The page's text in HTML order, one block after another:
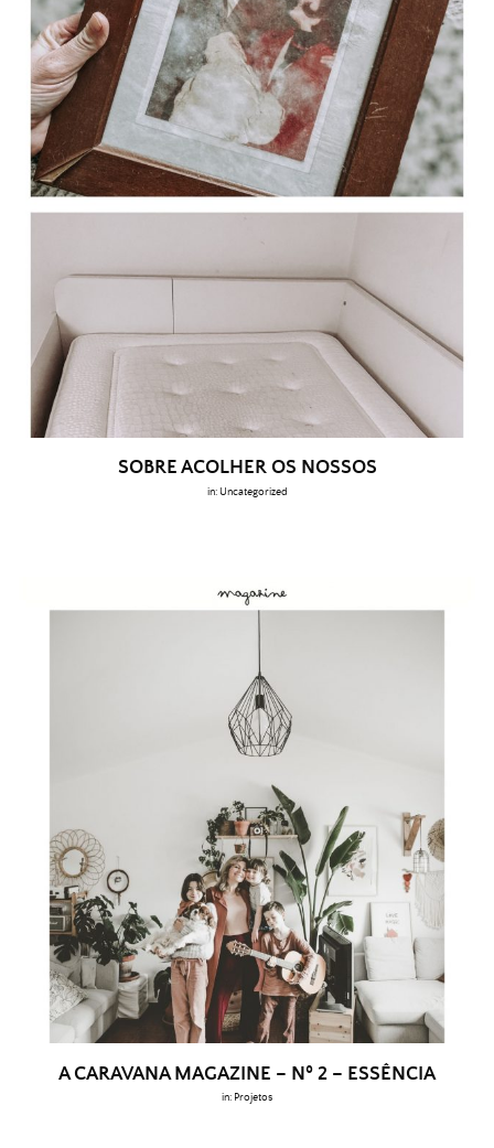
SOBRE ACOLHER OS NOSSOS
in: Uncategorized
A CARAVANA MAGAZINE – Nº 2 – ESSÊNCIA
in: Projetos